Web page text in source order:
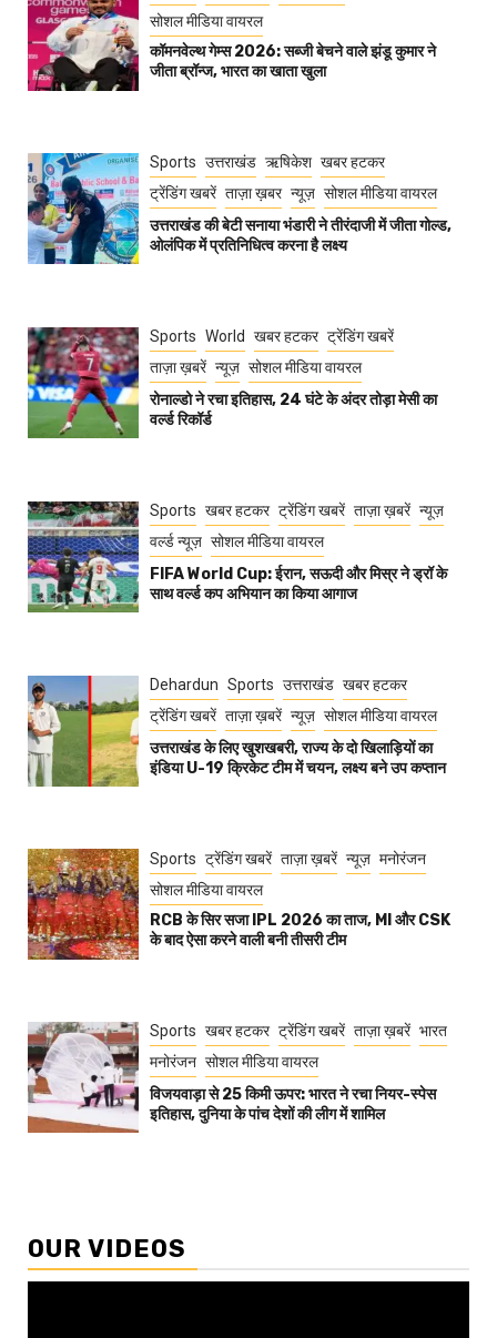
सोशल मीडिया वायरल
कॉमनवेल्थ गेम्स 2026: सब्जी बेचने वाले झंडू कुमार ने
जीता ब्रॉन्ज, भारत का खाता खुला
Sports उत्तराखंड ऋषिकेश खबर हटकर
ट्रेंडिंग खबरें ताज़ा ख़बर न्यूज़ सोशल मीडिया वायरल
उत्तराखंड की बेटी सनाया भंडारी ने तीरंदाजी में जीता गोल्ड,
ओलंपिक में प्रतिनिधित्व करना है लक्ष्य
Sports World खबर हटकर ट्रेंडिंग खबरें
ताज़ा ख़बरें न्यूज़ सोशल मीडिया वायरल
रोनाल्डो ने रचा इतिहास, 24 घंटे के अंदर तोड़ा मेसी का
वर्ल्ड रिकॉर्ड
Sports खबर हटकर ट्रेंडिंग खबरें ताज़ा ख़बरें न्यूज़
वर्ल्ड न्यूज़ सोशल मीडिया वायरल
FIFA World Cup: ईरान, सऊदी और मिस्र ने ड्रॉ के
साथ वर्ल्ड कप अभियान का किया आगाज
Dehardun Sports उत्तराखंड खबर हटकर
ट्रेंडिंग खबरें ताज़ा ख़बरें न्यूज़ सोशल मीडिया वायरल
उत्तराखंड के लिए खुशखबरी, राज्य के दो खिलाड़ियों का
इंडिया U-19 क्रिकेट टीम में चयन, लक्ष्य बने उप कप्तान
Sports ट्रेंडिंग खबरें ताज़ा ख़बरें न्यूज़ मनोरंजन
सोशल मीडिया वायरल
RCB के सिर सजा IPL 2026 का ताज, MI और CSK
के बाद ऐसा करने वाली बनी तीसरी टीम
Sports खबर हटकर ट्रेंडिंग खबरें ताज़ा ख़बरें भारत
मनोरंजन सोशल मीडिया वायरल
विजयवाड़ा से 25 किमी ऊपर: भारत ने रचा नियर-स्पेस
इतिहास, दुनिया के पांच देशों की लीग में शामिल
OUR VIDEOS